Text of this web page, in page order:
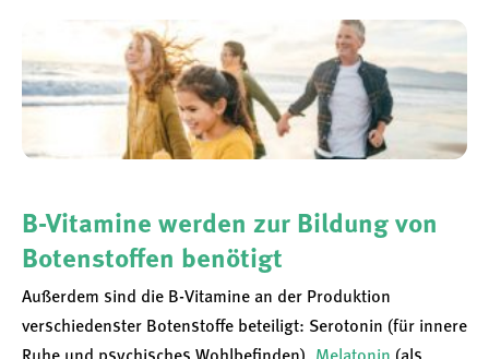
B-Vitamine werden zur Bildung von
Botenstoffen benötigt
Außerdem sind die B-Vitamine an der Produktion
verschiedenster Botenstoffe beteiligt: Serotonin (für innere